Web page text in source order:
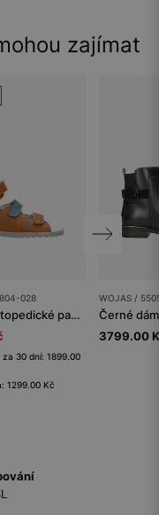
zajímat
028
Kožené ortopedické pantofle BARTEK 86804-028
za 30 dní: 1899.00
1299.00 Kč
WOJAS /
3799.00